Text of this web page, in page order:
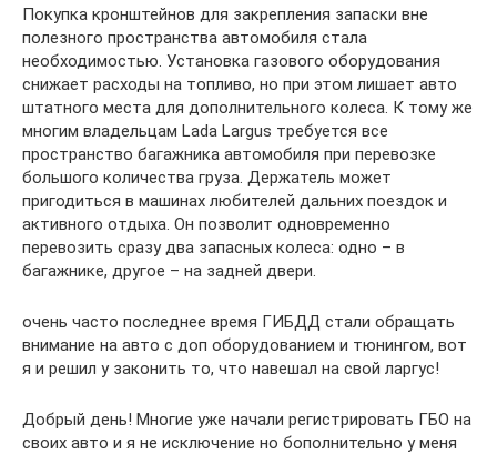
Покупка кронштейнов для закрепления запаски вне
полезного пространства автомобиля стала
необходимостью. Установка газового оборудования
снижает расходы на топливо, но при этом лишает авто
штатного места для дополнительного колеса. К тому же
многим владельцам Lada Largus требуется все
пространство багажника автомобиля при перевозке
большого количества груза. Держатель может
пригодиться в машинах любителей дальних поездок и
активного отдыха. Он позволит одновременно
перевозить сразу два запасных колеса: одно – в
багажнике, другое – на задней двери.
очень часто последнее время ГИБДД стали обращать
внимание на авто с доп оборудованием и тюнингом, вот
я и решил у законить то, что навешал на свой ларгус!
Добрый день! Многие уже начали регистрировать ГБО на
своих авто и я не исключение но бополнительно у меня